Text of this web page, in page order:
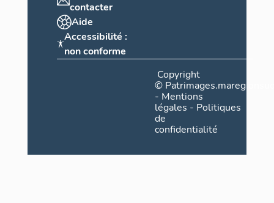
contacter
Aide
Accessibilité :
non conforme
Copyright
©
- Mentions
légales - Politiques
de
confidentialité